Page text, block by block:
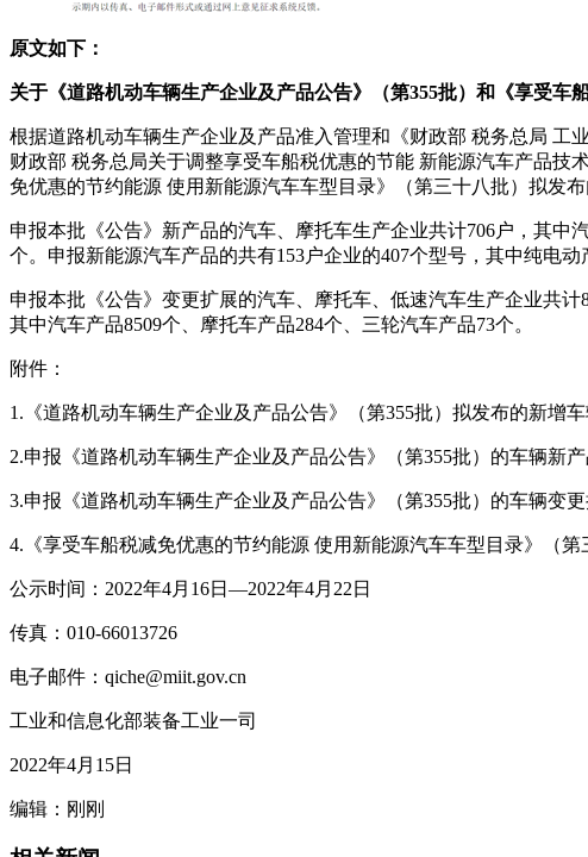
原文如下：
关于《道路机动车辆生产企业及产品公告》（第355批）和《享受
根据道路机动车辆生产企业及产品准入管理和《财政部 税务总局 工
财政部 税务总局关于调整享受车船税优惠的节能 新能源汽车产品技
免优惠的节约能源 使用新能源汽车车型目录》（第三十八批）拟发
申报本批《公告》新产品的汽车、摩托车生产企业共计706户，其中
个。申报新能源汽车产品的共有153户企业的407个型号，其中纯电
申报本批《公告》变更扩展的汽车、摩托车、低速汽车生产企业共
其中汽车产品8509个、摩托车产品284个、三轮汽车产品73个。
附件：
1.《道路机动车辆生产企业及产品公告》（第355批）拟发布的新增
2.申报《道路机动车辆生产企业及产品公告》（第355批）的车辆新
3.申报《道路机动车辆生产企业及产品公告》（第355批）的车辆变
4.《享受车船税减免优惠的节约能源 使用新能源汽车车型目录》（
公示时间：2022年4月16日—2022年4月22日
传真：010-66013726
电子邮件：qiche@miit.gov.cn
工业和信息化部装备工业一司
2022年4月15日
编辑：刚刚